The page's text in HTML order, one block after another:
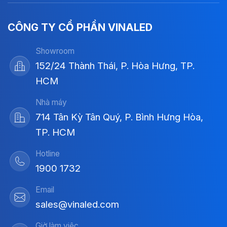
CÔNG TY CỔ PHẦN VINALED
Showroom
152/24 Thành Thái, P. Hòa Hưng, TP.
HCM
Nhà máy
714 Tân Kỳ Tân Quý, P. Bình Hưng Hòa,
TP. HCM
Hotline
1900 1732
Email
sales@vinaled.com